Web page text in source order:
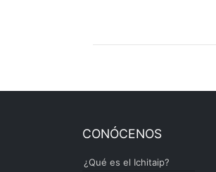
CONÓCENOS
¿Qué es el Ichitaip?